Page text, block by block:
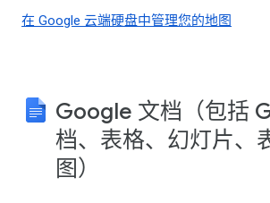
在 Google 云端硬盘中管理您的地图
Google 文档（包括
档、表格、幻灯片、
图）